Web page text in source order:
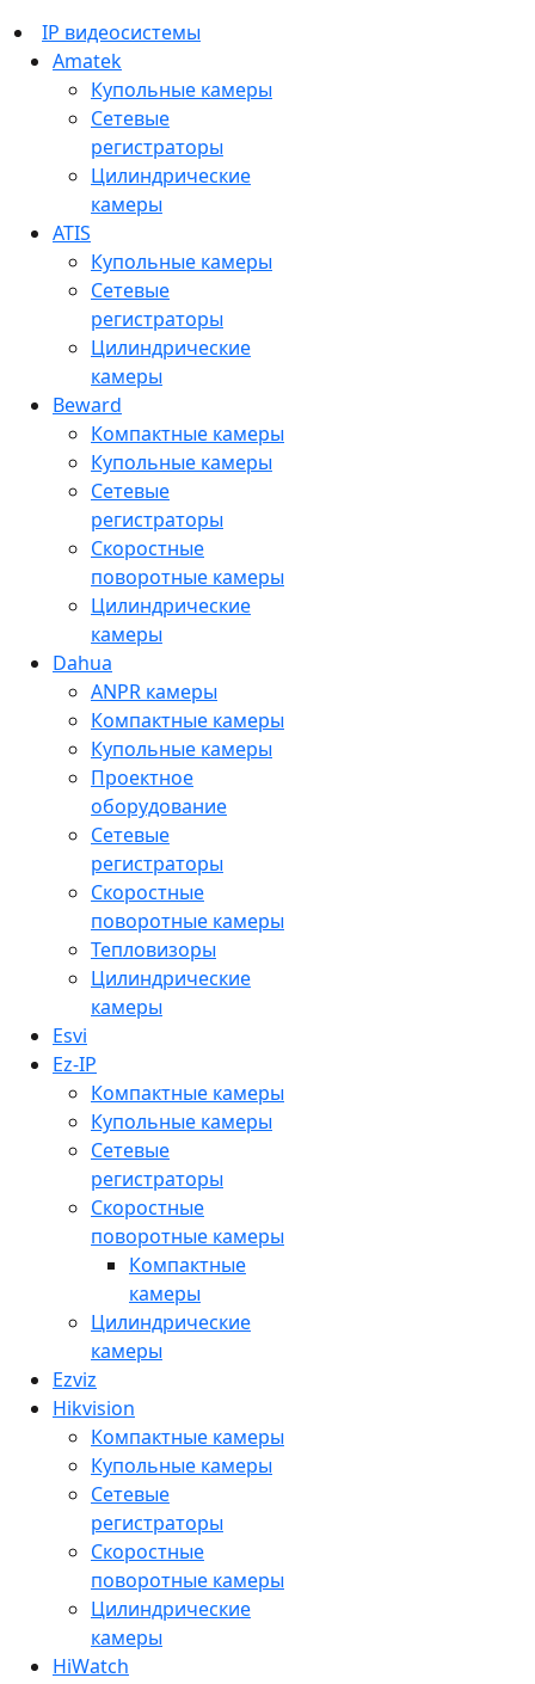
IP видеосистемы
Amatek
Купольные камеры
Сетевые
регистраторы
Цилиндрические
камеры
ATIS
Купольные камеры
Сетевые
регистраторы
Цилиндрические
камеры
Beward
Компактные камеры
Купольные камеры
Сетевые
регистраторы
Скоростные
поворотные камеры
Цилиндрические
камеры
Dahua
ANPR камеры
Компактные камеры
Купольные камеры
Проектное
оборудование
Сетевые
регистраторы
Скоростные
поворотные камеры
Тепловизоры
Цилиндрические
камеры
Esvi
Ez-IP
Компактные камеры
Купольные камеры
Сетевые
регистраторы
Скоростные
поворотные камеры
Компактные
камеры
Цилиндрические
камеры
Ezviz
Hikvision
Компактные камеры
Купольные камеры
Сетевые
регистраторы
Скоростные
поворотные камеры
Цилиндрические
камеры
HiWatch